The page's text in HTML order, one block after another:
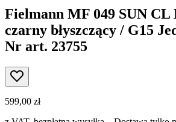
Fielmann MF 049 SUN CL
czarny błyszczący / G15
Nr art. 23755
599,00 zł